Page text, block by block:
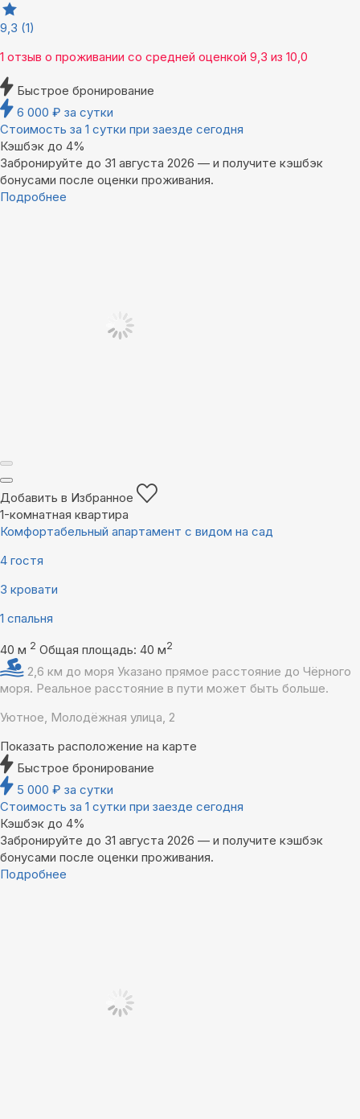
9,3 (1)
1 отзыв о проживании со средней оценкой 9,3 из 10,0
Быстрое бронирование
6 000 ₽ за сутки
Стоимость за 1 сутки при заезде сегодня
Кэшбэк до 4%
Забронируйте до 31 августа 2026 — и получите кэшбэк
бонусами после оценки проживания.
Подробнее
Добавить в Избранное
1-комнатная квартира
Комфортабельный апартамент с видом на сад
4 гостя
3 кровати
1 спальня
40 м 2 Общая площадь: 40 м2
2,6 км до моря Указано прямое расстояние до Чёрного
моря. Реальное расстояние в пути может быть больше.
Уютное, Молодёжная улица, 2
Показать расположение на карте
Быстрое бронирование
5 000 ₽ за сутки
Стоимость за 1 сутки при заезде сегодня
Кэшбэк до 4%
Забронируйте до 31 августа 2026 — и получите кэшбэк
бонусами после оценки проживания.
Подробнее